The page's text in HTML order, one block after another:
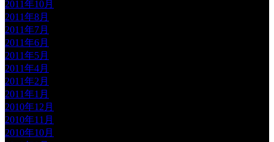
2011年10月
2011年8月
2011年7月
2011年6月
2011年5月
2011年4月
2011年2月
2011年1月
2010年12月
2010年11月
2010年10月